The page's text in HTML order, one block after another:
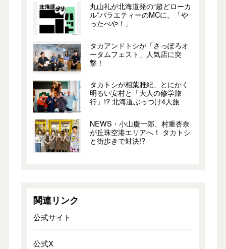
丸山礼が北海道発の“超どローカ
ル”バラエティーのMCに。「や
ったべや！」
タカアンドトシが「さっぽろオ
ータムフェスト」人気店に突
撃！
タカトシが相葉雅紀、とにかく
明るい安村と「大人の修学旅
行」!? 北海道ぶっつけ4人旅
NEWS・小山慶一郎、村重杏奈
が丘珠空港エリアへ！ タカトシ
と街歩きで対決!?
関連リンク
公式サイト
公式X